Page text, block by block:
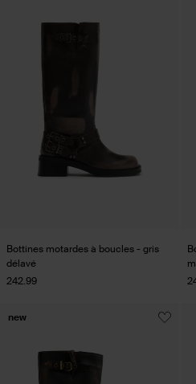
Bottines motardes à boucles - gris
délavé
242.99
new